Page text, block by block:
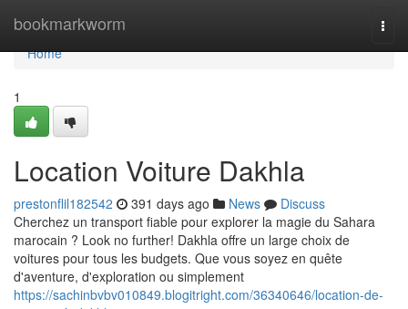
bookmarkworm
Home
Home
1
Location Voiture Dakhla
prestonflil182542 391 days ago News
Discuss
Cherchez un transport fiable pour explorer la magie du Sahara
marocain ? Look no further! Dakhla offre un large choix de
voitures pour tous les budgets. Que vous soyez en quête
d'aventure, d'exploration ou simplement
https://sachinbvbv010849.blogitright.com/36340646/location-de-